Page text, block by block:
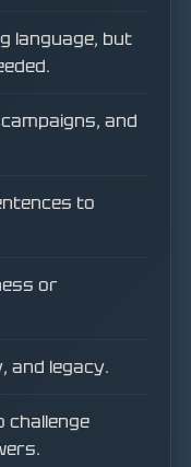
language, but
and
to
or
and legacy.
challenge